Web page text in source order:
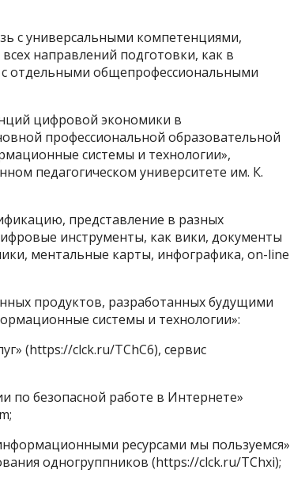
с универсальными компетенциями,
направлений подготовки, как в
с отдельными общепрофессиональными
цифровой экономики в
профессиональной образовательной
системы и технологии»,
педагогическом университете им. К.
представление в разных
инструменты, как вики, документы
ментальные карты, инфографика, on-line
продуктов, разработанных будущими
системы и технологии»:
(https://clck.ru/TChC6), сервис
по безопасной работе в Интернете»
ресурсами мы пользуемся»
одногруппников (https://clck.ru/TChxi);